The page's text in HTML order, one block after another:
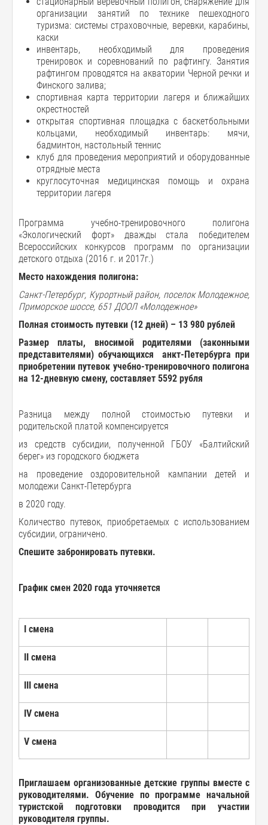
организации занятий по технике пешеходного
туризма: системы страховочные, веревки, карабины,
каски
инвентарь, необходимый для проведения
тренировок и соревнований по рафтингу. Занятия
рафтингом проводятся на акватории Черной речки и
Финского залива;
спортивная карта территории лагеря и ближайших
окрестностей
открытая спортивная площадка с баскетбольными
кольцами, необходимый инвентарь: мячи,
бадминтон, настольный теннис
клуб для проведения мероприятий и оборудованные
отрядные места
круглосуточная медицинская помощь и охрана
территории лагеря
Программа учебно-тренировочного полигона
«Экологический форт» дважды стала победителем
Всероссийских конкурсов программ по организации
детского отдыха (2016 г. и 2017г.)
Место нахождения полигона:
Санкт-Петербург, Курортный район, поселок Молодежное,
Приморское шоссе, 651 ДООЛ «Молодежное»
Полная стоимость путевки (12 дней) – 13 980 рублей
Размер
платы, вносимой родителями(законными
представителями) обучающихся анкт-Петербурга при
приобретении путевок учебно-тренировочного полигона
на 12-дневную смену, составляет 5592 рубля
Разница между полной стоимостью путевки и
родительской платой компенсируется
из средств субсидии, полученной ГБОУ «Балтийский
берег» из городского бюджета
на проведение оздоровительной кампании детей и
молодежи Санкт-Петербурга
в 2020 году.
Количество путевок, приобретаемых с использованием
субсидии, ограничено.
Спешите забронировать путевки.
График смен 2020 года уточняется
I смена
II смена
III смена
IV смена
V смена
Приглашаем организованные детские группы вместе с
руководителями. Обучение по программе начальной
туристской
подготовки проводится при
участии
руководителя группы.